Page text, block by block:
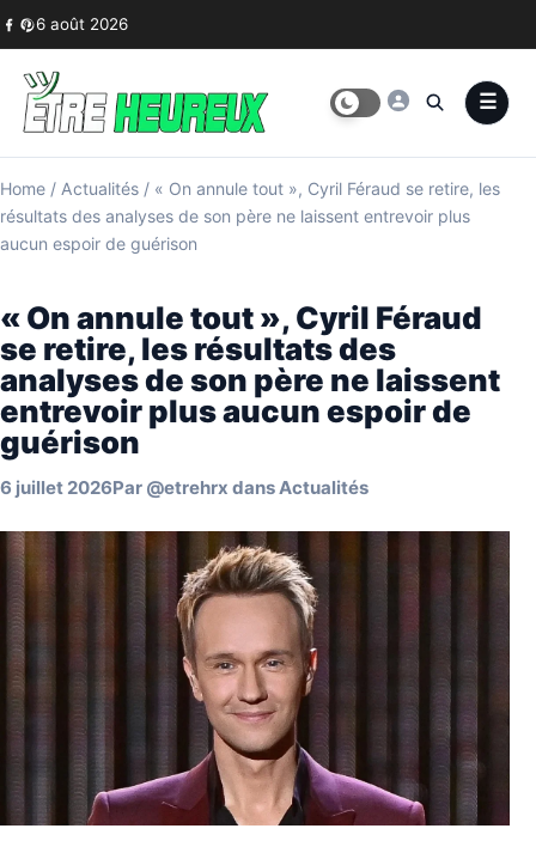
Skip to content
6 août 2026
Home / Actualités / « On annule tout », Cyril Féraud se retire, les
résultats des analyses de son père ne laissent entrevoir plus
aucun espoir de guérison
« On annule tout », Cyril Féraud
se retire, les résultats des
analyses de son père ne laissent
entrevoir plus aucun espoir de
guérison
6 juillet 2026Par @etrehrx dansActualités